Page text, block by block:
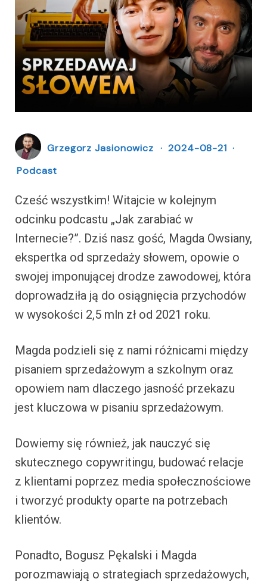
Grzegorz Jasionowicz
2024-08-21
Podcast
Cześć wszystkim! Witajcie w kolejnym
odcinku podcastu „Jak zarabiać w
Internecie?”. Dziś nasz gość, Magda Owsiany,
ekspertka od sprzedaży słowem, opowie o
swojej imponującej drodze zawodowej, która
doprowadziła ją do osiągnięcia przychodów
w wysokości 2,5 mln zł od 2021 roku.
Magda podzieli się z nami różnicami między
pisaniem sprzedażowym a szkolnym oraz
opowiem nam dlaczego jasność przekazu
jest kluczowa w pisaniu sprzedażowym.
Dowiemy się również, jak nauczyć się
skutecznego copywritingu, budować relacje
z klientami poprzez media społecznościowe
i tworzyć produkty oparte na potrzebach
klientów.
Ponadto, Bogusz Pękalski i Magda
porozmawiają o strategiach sprzedażowych,